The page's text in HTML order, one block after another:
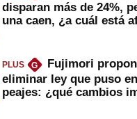
disparan más de 24%,
una caen, ¿a cuál está
PLUS G
Fujimori
eliminar ley que puso
peajes: ¿qué cambios